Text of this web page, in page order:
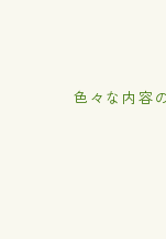
色々な内容